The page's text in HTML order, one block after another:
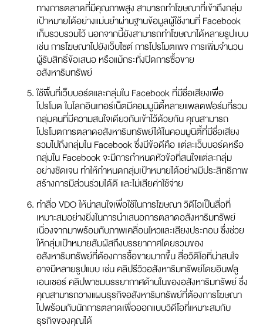
ทางการตลาดที่มีคุณภาพสูง สามารถทำโฆษณาที่เข้าถึงกลุ่ม
เป้าหมายได้อย่างแม่นยำผ่านฐานข้อมูลผู้ใช้งานที่ Facebook
เก็บรวบรวมไว้ นอกจากนี้ยังสามารถทำโฆษณาได้หลายรูปแบบ
เช่น การโฆษณาไปยังเว็บไซต์ การโปรโมตเพจ การเพิ่มจำนวน
ผู้รับสิทธิ์ข้อเสนอ หรือแม้กระทั่งปิดการซื้อขาย
อสังหาริมทรัพย์
ใช้พื้นที่เว็บบอร์ดและกลุ่มใน Facebook ที่มีชื่อเสียงเพื่อ
โปรโมต ในโลกอินเทอร์เน็ตมีคอมมูนิตี้หลายแพลตฟอร์มที่รวม
กลุ่มคนที่มีความสนใจเดียวกันเข้าไว้ด้วยกัน คุณสามารถ
โปรโมตการตลาดอสังหาริมทรัพย์ได้ในคอมมูนิตี้ที่มีชื่อเสียง
รวมไปถึงกลุ่มใน Facebook ซึ่งมีข้อดีคือ แต่ละเว็บบอร์ดหรือ
กลุ่มใน Facebook จะมีการกำหนดหัวข้อที่สนใจแต่ละกลุ่ม
อย่างชัดเจน ทำให้กำหนดกลุ่มเป้าหมายได้อย่างมีประสิทธิภาพ
สร้างการมีส่วนร่วมได้ดี และไม่เสียค่าใช้จ่าย
ทำสื่อ VDO ให้น่าสนใจเพื่อใช้ในการโฆษณา วิดีโอเป็นสื่อที่
เหมาะสมอย่างยิ่งในการนำเสนอการตลาดอสังหาริมทรัพย์
เนื่องจากมาพร้อมกับภาพเคลื่อนไหวและเสียงประกอบ ซึ่งช่วย
ให้กลุ่มเป้าหมายสัมผัสถึงบรรยากาศโดยรวมของ
อสังหาริมทรัพย์ที่ต้องการซื้อขายมากขึ้น สื่อวิดีโอที่น่าสนใจ
อาจมีหลายรูปแบบ เช่น คลิปรีวิวอสังหาริมทรัพย์โดยอินฟลู
เอนเซอร์ คลิปพาชมบรรยากาศด้านในของอสังหาริมทรัพย์ ซึ่ง
คุณสามารถวางแผนธุรกิจอสังหาริมทรัพย์ที่ต้องการโฆษณา
ไปพร้อมกับนักการตลาดเพื่อออกแบบวิดีโอที่เหมาะสมกับ
ธุรกิจของคุณได้